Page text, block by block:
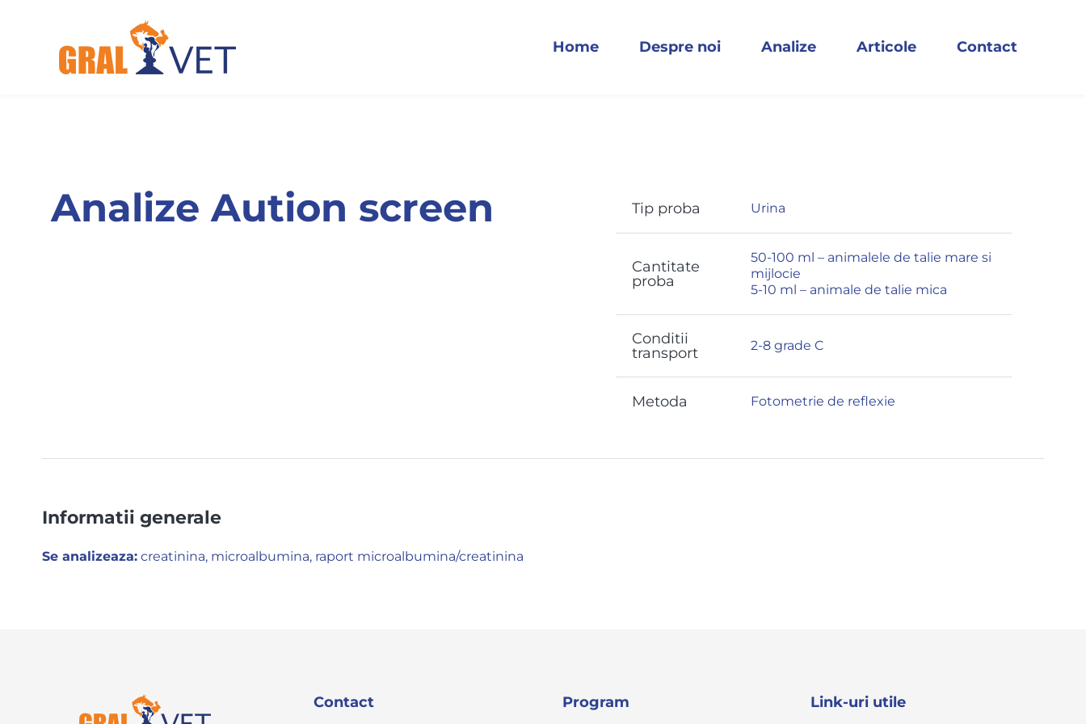
Home Despre noi Analize Articole Contact
Analize Aution screen Tip proba Urina
Cantitate
proba
50-100 ml – animalele de talie mare si
mijlocie
5-10 ml – animale de talie mica
Conditii
transport
2-8 grade C
Metoda Fotometrie de reflexie
Informatii generale
Se analizeaza:creatinina, microalbumina, raport microalbumina/creatinina
Contact Program Link-uri utile